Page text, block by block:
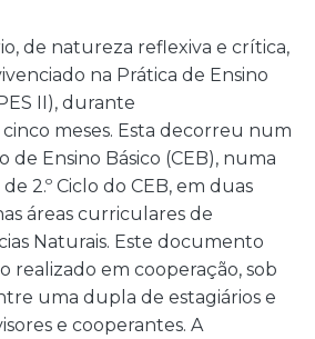
de natureza reflexiva e crítica,
na Prática de Ensino
II), durante
meses. Esta decorreu num
de Ensino Básico (CEB), numa
2.º Ciclo do CEB, em duas
áreas curriculares de
Naturais. Este documento
realizado em cooperação, sob
uma dupla de estagiários e
e cooperantes. A